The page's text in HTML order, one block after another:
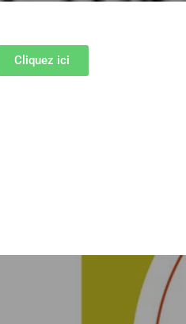
Cliquez ici